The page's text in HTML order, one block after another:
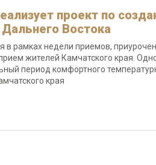
проект по
Востока
в рамках недели приемов,
жителей Камчатского края.
период комфортного
края